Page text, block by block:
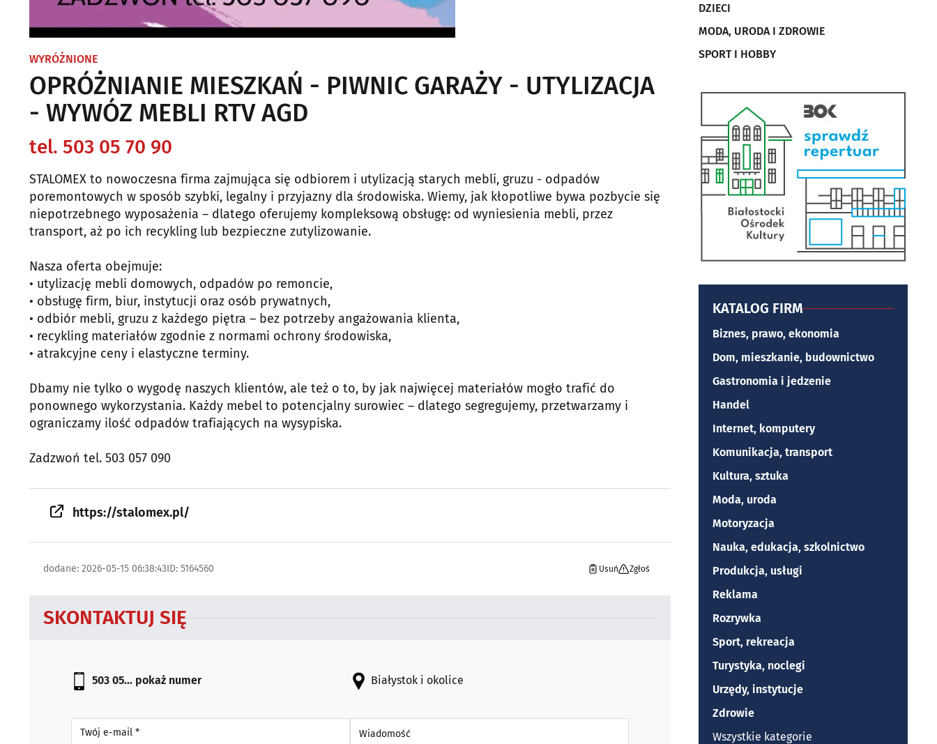
WYRÓŻNIONE
OPRÓŻNIANIE MIESZKAŃ - PIWNIC GARAŻY - UTYLIZACJA
- WYWÓZ MEBLI RTV AGD
tel. 503 05 70 90
STALOMEX to nowoczesna firma zajmująca się odbiorem i utylizacją starych mebli, gruzu - odpadów
poremontowych w sposób szybki, legalny i przyjazny dla środowiska. Wiemy, jak kłopotliwe bywa pozbycie się
niepotrzebnego wyposażenia – dlatego oferujemy kompleksową obsługę: od wyniesienia mebli, przez
transport, aż po ich recykling lub bezpieczne zutylizowanie.
Nasza oferta obejmuje:
• utylizację mebli domowych, odpadów po remoncie,
• obsługę firm, biur, instytucji oraz osób prywatnych,
• odbiór mebli, gruzu z każdego piętra – bez potrzeby angażowania klienta,
• recykling materiałów zgodnie z normami ochrony środowiska,
• atrakcyjne ceny i elastyczne terminy.
Dbamy nie tylko o wygodę naszych klientów, ale też o to, by jak najwięcej materiałów mogło trafić do
ponownego wykorzystania. Każdy mebel to potencjalny surowiec – dlatego segregujemy, przetwarzamy i
ograniczamy ilość odpadów trafiających na wysypiska.
Zadzwoń tel. 503 057 090
https://stalomex.pl/
dodane: 2026-05-15 06:38:43ID: 5164560 Usuń Zgłoś
SKONTAKTUJ SIĘ
503 05... pokaż numer Białystok i okolice
DZIECI
MODA, URODA I ZDROWIE
SPORT I HOBBY
KATALOG FIRM
Biznes, prawo, ekonomia
Dom, mieszkanie, budownictwo
Gastronomia i jedzenie
Handel
Internet, komputery
Komunikacja, transport
Kultura, sztuka
Moda, uroda
Motoryzacja
Nauka, edukacja, szkolnictwo
Produkcja, usługi
Reklama
Rozrywka
Sport, rekreacja
Turystyka, noclegi
Urzędy, instytucje
Zdrowie
Wszystkie kategorie